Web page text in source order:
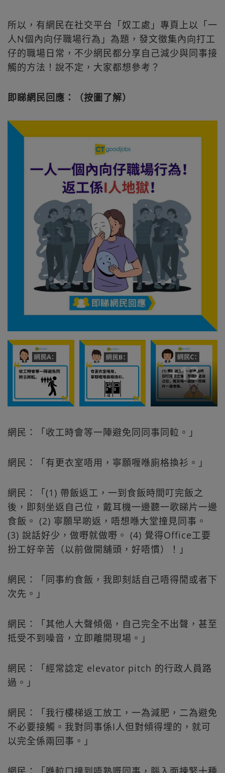
所以，有網民在社交平台「奴工處」專頁上以「一
人N個內向仔職場行為」為題，發文徵集內向打工
仔的職場日常，不少網民都分享自己減少與同事接
觸的方法！說不定，大家都想參考？
即睇網民回應：（按圖了解）
+13
網民：「收工時會等一陣避免同同事同𨋢。」
網民：「有更衣室唔用，寧願喱喺廁格換衫。」
網民：「(1) 帶飯返工，一到食飯時間叮完飯之
後，即刻坐返自己位，戴耳機一邊聽一歌睇片一邊
食飯。 (2) 寧願早啲返，唔想喺大堂撞見同事。
(3) 說話好少，做嘢就做嘢。 (4) 覺得Office工要
扮工好辛苦（以前做開舖頭，好唔慣）！」
網民：「同事約食飯，我即刻話自己唔得閒或者下
次先。」
網民：「其他人大聲傾偈，自己完全不出聲，甚至
抵受不到噪音，立即離開現場。」
網民：「經常諗定 elevator pitch 的行政人員路
過。」
網民：「我行樓梯返工放工，一為減肥，二為避免
不必要接觸。我對同事係I人但對傾得埋的，就可
以完全係兩回事。」